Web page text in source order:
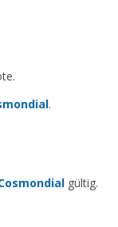
.
gültig.